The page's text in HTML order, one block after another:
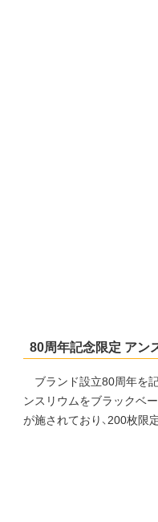
80周年記念限定 アン
ブランド設立80周年を
ンスリウムをブラックベ
が施されており、200枚限